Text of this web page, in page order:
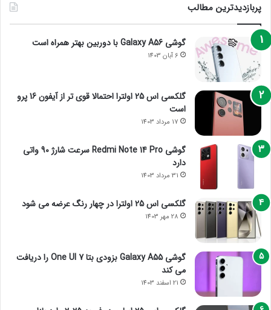
پربازدیدترین مطالب
گوشی Galaxy A56 با دوربین بهتر همراه است
6 آبان 1403
گلکسی اس 25 اولترا احتمالا قوی تر از آیفون 16 پرو
است
17 مرداد 1403
گوشی Redmi Note 14 Pro سرعت شارژ 90 واتی
دارد
31 مرداد 1403
گلکسی اس 25 اولترا در چهار رنگ عرضه می شود
28 مهر 1403
گوشی Galaxy A55 بزودی بتا One UI 7 را دریافت
می کند
21 اسفند 1403